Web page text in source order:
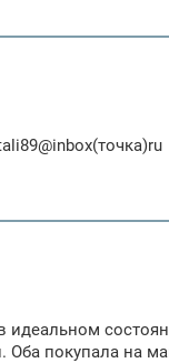
идеальном
покупала на